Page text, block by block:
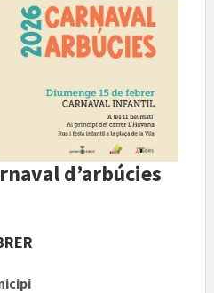
d’arbúcies